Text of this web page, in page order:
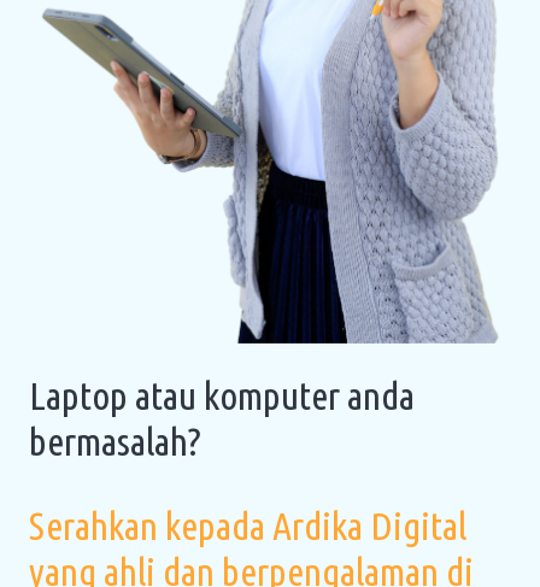
Laptop atau komputer anda
bermasalah?
Serahkan kepada Ardika Digital
yang ahli dan berpengalaman di